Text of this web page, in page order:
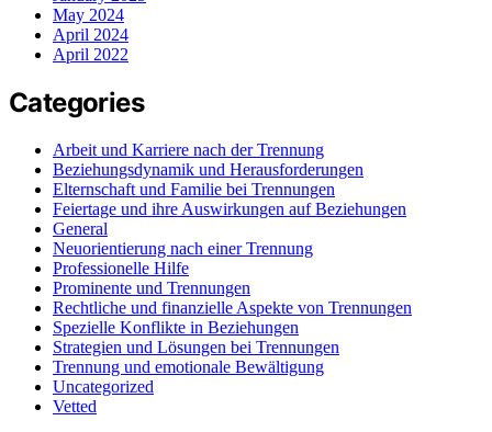
May 2024
April 2024
April 2022
Categories
Arbeit und Karriere nach der Trennung
Beziehungsdynamik und Herausforderungen
Elternschaft und Familie bei Trennungen
Feiertage und ihre Auswirkungen auf Beziehungen
General
Neuorientierung nach einer Trennung
Professionelle Hilfe
Prominente und Trennungen
Rechtliche und finanzielle Aspekte von Trennungen
Spezielle Konflikte in Beziehungen
Strategien und Lösungen bei Trennungen
Trennung und emotionale Bewältigung
Uncategorized
Vetted